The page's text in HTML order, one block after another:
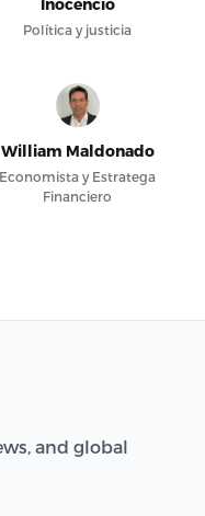
Inocencio
Política y justicia
William Maldonado
Economista y Estratega
Financiero
and global